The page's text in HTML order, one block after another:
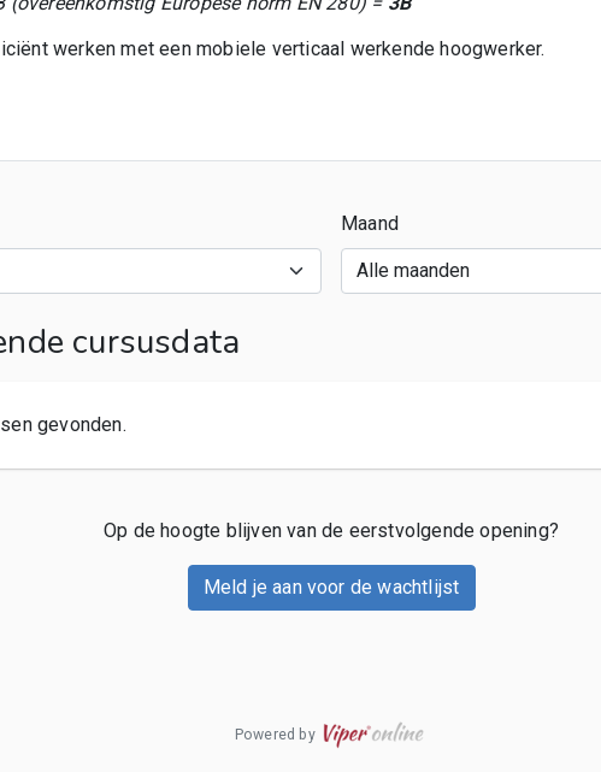
werken met een mobiele verticaal werkende hoogwerker.
Maand
cursusdata
gevonden.
Op de hoogte blijven van de eerstvolgende opening?
Meld je aan voor de wachtlijst
Powered by